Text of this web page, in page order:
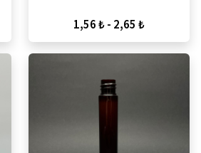
1,56 ₺ - 2,65 ₺